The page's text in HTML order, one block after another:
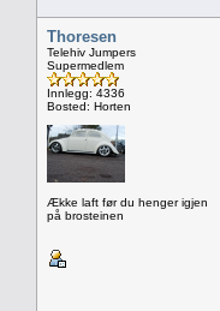
Thoresen
Telehiv Jumpers
Supermedlem
Innlegg: 4336
Bosted: Horten
Ække laft før du henger igjen
på brosteinen